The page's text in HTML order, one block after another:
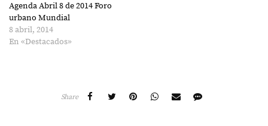
Agenda Abril 8 de 2014 Foro
urbano Mundial
8 abril, 2014
En «Destacados»
Share